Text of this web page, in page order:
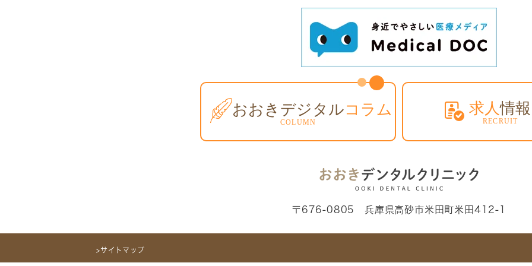
〒676-0805 兵庫県高砂市米田町米田412-1
>サイトマップ